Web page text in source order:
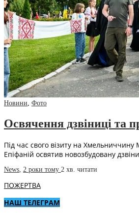
Новини, Фото
Освячення дзвіниці та
Під час свого візиту на
Епіфаній освятив новозбудовану
News, 2 роки тому 2 хв. читати
ПОЖЕРТВА
НАШ ТЕЛЕГРАМ